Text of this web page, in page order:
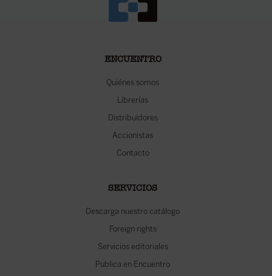
ENCUENTRO
Quiénes somos
Librerías
Distribuidores
Accionistas
Contacto
SERVICIOS
Descarga nuestro catálogo
Foreign rights
Servicios editoriales
Publica en Encuentro